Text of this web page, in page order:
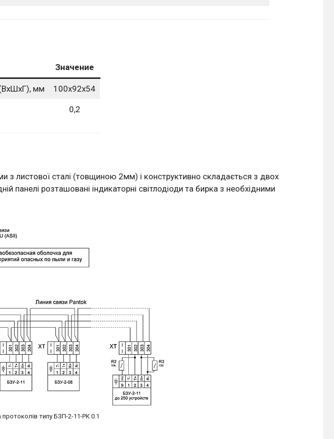
Значение
(ВхШхГ), мм 100х92х54
0,2
з листової сталі (товщиною 2мм) і конструктивно складається з двох
панелі розташовані індикаторні світлодіоди та бирка з необхідними
типу БЗП-2-11-РК 0.1